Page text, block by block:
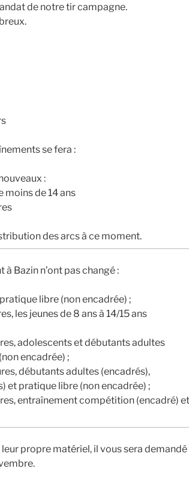
de notre tir campagne.
se fera :
:
moins de 14 ans
des arcs à ce moment.
Bazin n’ont pas changé :
libre (non encadrée) ;
les jeunes de 8 ans à 14/15 ans
adolescents et débutants adultes
encadrée) ;
débutants adultes (encadrés),
et pratique libre (non encadrée) ;
entraînement compétition (encadré) et
leur propre matériel, il vous sera demandé